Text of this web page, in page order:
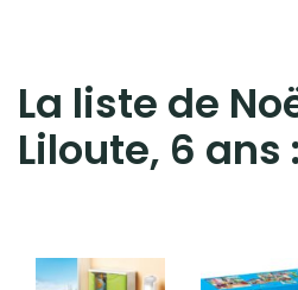
La liste de
Liloute, 6 ans :